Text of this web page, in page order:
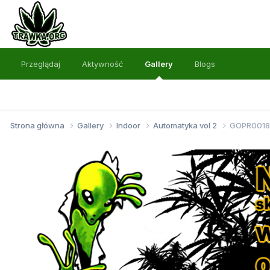
Przeglądaj Aktywność Gallery Blogs
Strona główna Gallery Indoor Automatyka vol 2